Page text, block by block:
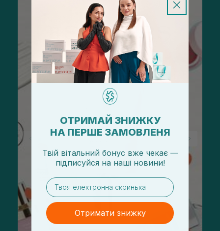
ОТРИМАЙ ЗНИЖКУ
НА ПЕРШЕ ЗАМОВЛЕНЯ
Твій вітальний бонус вже чекає —
підписуйся на наші новини!
email
Отримати знижку